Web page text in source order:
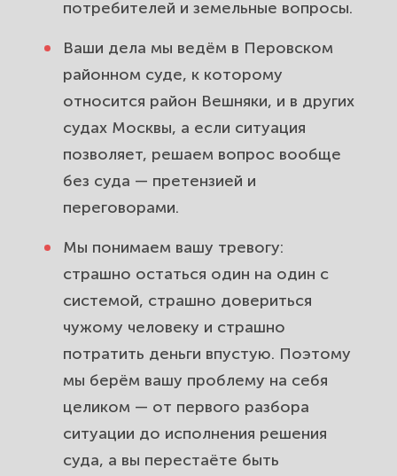
потребителей и земельные вопросы.
Ваши дела мы ведём в Перовском
районном суде, к которому
относится район Вешняки, и в других
судах Москвы, а если ситуация
позволяет, решаем вопрос вообще
без суда — претензией и
переговорами.
Мы понимаем вашу тревогу:
страшно остаться один на один с
системой, страшно довериться
чужому человеку и страшно
потратить деньги впустую. Поэтому
мы берём вашу проблему на себя
целиком — от первого разбора
ситуации до исполнения решения
суда, а вы перестаёте быть